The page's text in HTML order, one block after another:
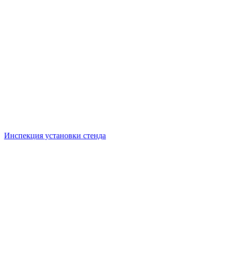
Инспекция установки стенда